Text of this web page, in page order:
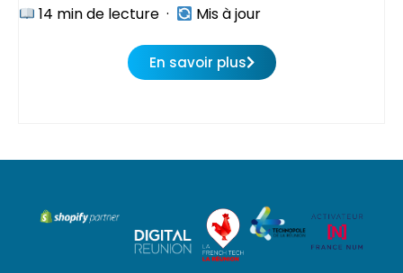
14 min de lecture · Mis à jour
En savoir plus